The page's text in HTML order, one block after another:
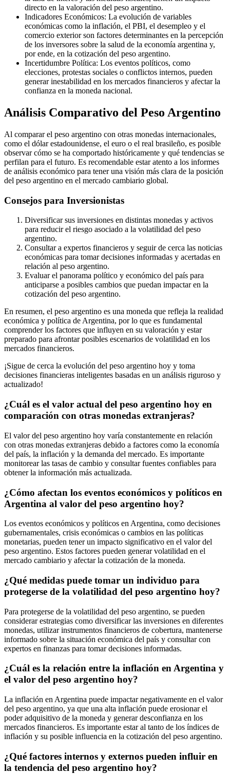
directo en la valoración del peso argentino.
Indicadores Económicos: La evolución de variables
económicas como la inflación, el PBI, el desempleo y el
comercio exterior son factores determinantes en la percepción
de los inversores sobre la salud de la economía argentina y,
por ende, en la cotización del peso argentino.
Incertidumbre Política: Los eventos políticos, como
elecciones, protestas sociales o conflictos internos, pueden
generar inestabilidad en los mercados financieros y afectar la
confianza en la moneda nacional.
Análisis Comparativo del Peso Argentino
Al comparar el peso argentino con otras monedas internacionales,
como el dólar estadounidense, el euro o el real brasileño, es posible
observar cómo se ha comportado históricamente y qué tendencias se
perfilan para el futuro. Es recomendable estar atento a los informes
de análisis económico para tener una visión más clara de la posición
del peso argentino en el mercado cambiario global.
Consejos para Inversionistas
Diversificar sus inversiones en distintas monedas y activos
para reducir el riesgo asociado a la volatilidad del peso
argentino.
Consultar a expertos financieros y seguir de cerca las noticias
económicas para tomar decisiones informadas y acertadas en
relación al peso argentino.
Evaluar el panorama político y económico del país para
anticiparse a posibles cambios que puedan impactar en la
cotización del peso argentino.
En resumen, el peso argentino es una moneda que refleja la realidad
económica y política de Argentina, por lo que es fundamental
comprender los factores que influyen en su valoración y estar
preparado para afrontar posibles escenarios de volatilidad en los
mercados financieros.
¡Sigue de cerca la evolución del peso argentino hoy y toma
decisiones financieras inteligentes basadas en un análisis riguroso y
actualizado!
¿Cuál es el valor actual del peso argentino hoy en
comparación con otras monedas extranjeras?
El valor del peso argentino hoy varía constantemente en relación
con otras monedas extranjeras debido a factores como la economía
del país, la inflación y la demanda del mercado. Es importante
monitorear las tasas de cambio y consultar fuentes confiables para
obtener la información más actualizada.
¿Cómo afectan los eventos económicos y políticos en
Argentina al valor del peso argentino hoy?
Los eventos económicos y políticos en Argentina, como decisiones
gubernamentales, crisis económicas o cambios en las políticas
monetarias, pueden tener un impacto significativo en el valor del
peso argentino. Estos factores pueden generar volatilidad en el
mercado cambiario y afectar la cotización de la moneda.
¿Qué medidas puede tomar un individuo para
protegerse de la volatilidad del peso argentino hoy?
Para protegerse de la volatilidad del peso argentino, se pueden
considerar estrategias como diversificar las inversiones en diferentes
monedas, utilizar instrumentos financieros de cobertura, mantenerse
informado sobre la situación económica del país y consultar con
expertos en finanzas para tomar decisiones informadas.
¿Cuál es la relación entre la inflación en Argentina y
el valor del peso argentino hoy?
La inflación en Argentina puede impactar negativamente en el valor
del peso argentino, ya que una alta inflación puede erosionar el
poder adquisitivo de la moneda y generar desconfianza en los
mercados financieros. Es importante estar al tanto de los índices de
inflación y su posible influencia en la cotización del peso argentino.
¿Qué factores internos y externos pueden influir en
la tendencia del peso argentino hoy?